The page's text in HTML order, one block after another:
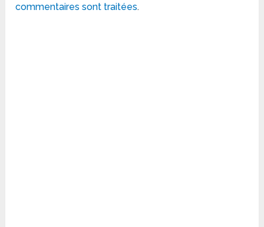
commentaires sont traitées.